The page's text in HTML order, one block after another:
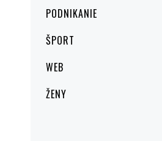
PODNIKANIE
ŠPORT
WEB
ŽENY